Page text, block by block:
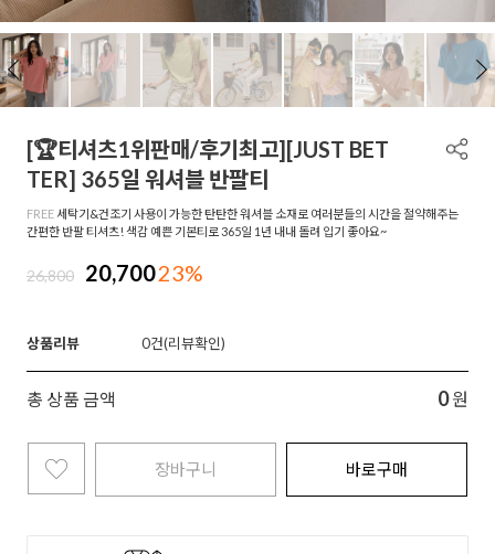
[🏆티셔츠1위판매/후기최고][JUST BET
TER] 365일 워셔블 반팔티
FREE 세탁기&건조기 사용이 가능한 탄탄한 워셔블 소재로 여러분들의 시간을 절약해주는
간편한 반팔 티셔츠! 색감 예쁜 기본티로 365일 1년 내내 돌려 입기 좋아요~
26,800 20,70023%
상품리뷰 0
총 상품 금액 0 원
장바구니 바로구매